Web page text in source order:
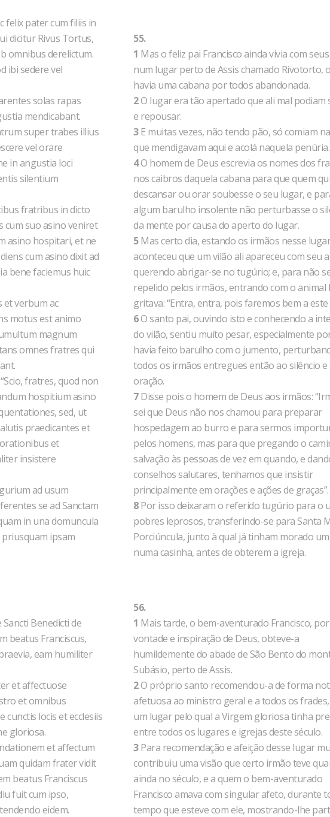
felix pater cum filiis in
dicitur Rivus Tortus,
omnibus derelictum.
ibi sedere vel
solas rapas
mendicabant.
super trabes illius
vel orare
in angustia loci
silentium
fratribus in dicto
cum suo asino veniret
asino hospitari, et ne
cum asino dixit ad
bene faciemus huic
verbum ac
motus est animo
magnum
omnes fratres qui
fratres, quod non
hospitium asino
sed, ut
praedicantes et
et
insistere
ad usum
se ad Sanctam
in una domuncula
ipsam
Benedicti de
beatus Franciscus,
eam humiliter
et affectuose
et omnibus
locis et ecclesiis
gloriosa.
et affectum
quidam frater vidit
beatus Franciscus
fuit cum ipso,
eidem.
55.
1 Mas o feliz pai Francisco ainda vivia com
num lugar perto de Assis chamado Rivotorto,
havia uma cabana por todos abandonada.
2O lugar era tão apertado que ali mal podiam
e repousar.
3E muitas vezes, não tendo pão, só comiam
que mendigavam aqui e acolá naquela penúria.
4O homem de Deus escrevia os nomes dos
nos caibros daquela cabana para que quem
descansar ou orar soubesse o seu lugar, e
algum barulho insolente não perturbasse o
da mente por causa do aperto do lugar.
5Mas certo dia, estando os irmãos nesse
aconteceu que um vilão ali apareceu com seu
querendo abrigar-se no tugúrio; e, para não
repelido pelos irmãos, entrando com o animal
gritava: “Entra, entra, pois faremos bem a este
6O santo pai, ouvindo isto e conhecendo a
do vilão, sentiu muito pesar, especialmente
havia feito barulho com o jumento,
todos os irmãos entregues então ao silêncio e
oração.
7Disse pois o homem de Deus aos irmãos:
sei que Deus não nos chamou para preparar
hospedagem ao burro e para sermos
pelos homens, mas para que pregando o
salvação às pessoas de vez em quando, e
conselhos salutares, tenhamos que insistir
principalmente em orações e ações de graças”.
8Por isso deixaram o referido tugúrio para o
pobres leprosos, transferindo-se para Santa
Porciúncula, junto à qual já tinham morado
numa casinha, antes de obterem a igreja.
56.
1 Mais tarde, o bem-aventurado Francisco,
vontade e inspiração de Deus, obteve-a
humildemente do abade de São Bento do
Subásio, perto de Assis.
2O próprio santo recomendou-a de forma
afetuosa ao ministro geral e a todos os
um lugar pelo qual a Virgem gloriosa tinha
entre todos os lugares e igrejas deste século.
3Para recomendação e afeição desse lugar
contribuiu uma visão que certo irmão teve
ainda no século, e a quem o bem-aventurado
Francisco amava com singular afeto, durante
tempo que esteve com ele, mostrando-lhe